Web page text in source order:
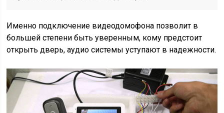
Именно подключение видеодомофона позволит в
большей степени быть уверенным, кому предстоит
открыть дверь, аудио системы уступают в надежности.